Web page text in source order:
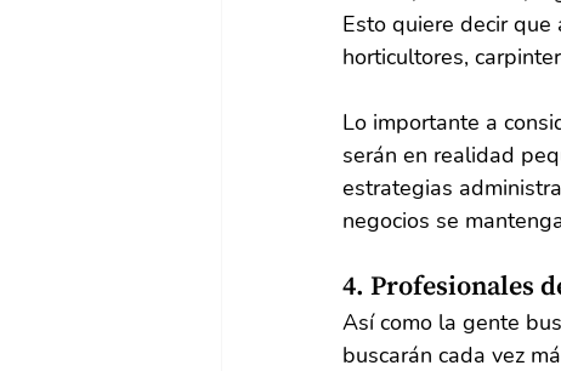
Esto quiere decir que
horticultores,
Lo importante a
serán en realidad
estrategias
negocios se
4. Profesionales
Así como la gente
buscarán cada vez